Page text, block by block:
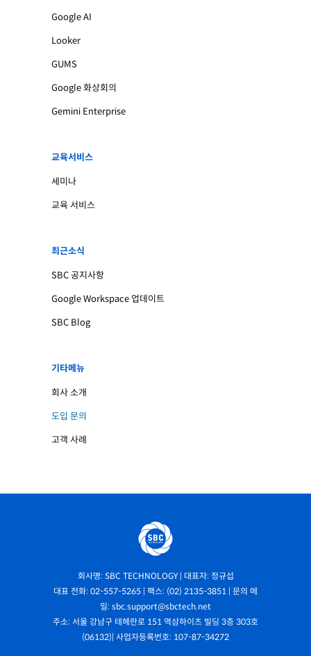
Google AI
Looker
GUMS
Google 화상회의
Gemini Enterprise
교육서비스
세미나
교육 서비스
최근소식
SBC 공지사항
Google Workspace 업데이트
SBC Blog
기타메뉴
회사 소개
도입 문의
고객 사례
회사명: SBC TECHNOLOGY | 대표자: 정규섭
대표 전화: 02-557-5265 | 팩스: (02) 2135-3851 | 문의 메
일: sbc.support@sbctech.net
주소: 서울 강남구 테헤란로 151 역삼하이츠 빌딩 3층 303호
(06132)| 사업자등록번호: 107-87-34272